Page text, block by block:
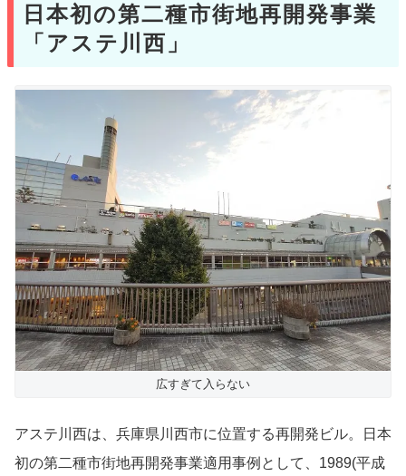
日本初の第二種市街地再開発事業
「アステ川西」
広すぎて入らない
アステ川西は、兵庫県川西市に位置する再開発ビル。日本
初の第二種市街地再開発事業適用事例として、1989(平成